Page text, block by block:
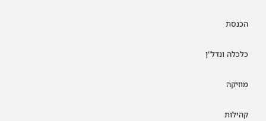
הכנסת
כלכלה ונדל"ן
מוזיקה
קהילות